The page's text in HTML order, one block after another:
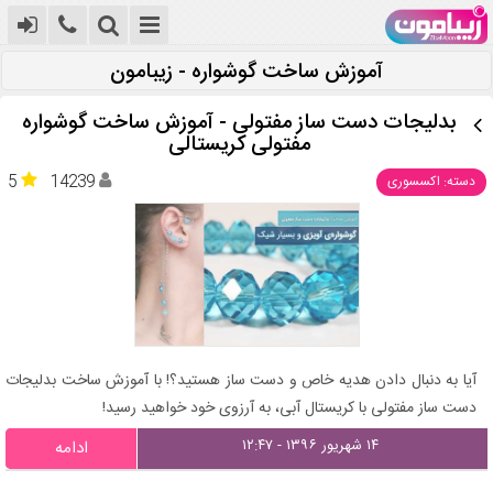
آموزش ساخت گوشواره - زیبامون
بدلیجات دست ساز مفتولی - آموزش ساخت گوشواره
مفتولی کریستالی
دسته: اکسسوری 5 14239
آیا به دنبال دادن هدیه خاص و دست ساز هستید؟! با آموزش ساخت بدلیجات
دست ساز مفتولی با کریستال آبی، به آرزوی خود خواهید رسید!
۱۴ شهریور ۱۳۹۶ - ۱۲:۴۷ ادامه